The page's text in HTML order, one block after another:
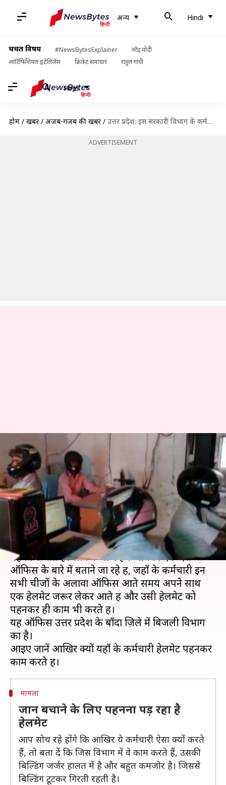
अन्य Hindi
चर्चित विषय #NewsBytesExplainer
नरेंद्र मोदी
आर्टिफिशियल इंटेलिजेंस
क्रिकेट समाचार राहुल गांधी
Hindi
होम / खबरें / अजब-गजब की खबरें / उत्तर प्रदेश: इस सरकारी विभाग के कर्मचारियों को हेलमेट पहनकर करना पड़ रहा काम, जानें क्यों
ADVERTISEMENT
उत्तर प्रदेश: इस सरकारी विभाग के
कर्मचारियों को हेलमेट पहनकर करना
पड़ रहा काम, जानें क्यों
लेखन प्रदीप मौर्य Nov 05, 2019 05:37 pm
क्या है खबर?
काम पर लोग अक्सर साफ कपड़े और चमकते जूते
पहनकर जाते हैं। लेकिन आज हम आपको एक ऐसे
ऑफिस के बारे में बताने जा रहे हैं, जहाँ के कर्मचारी इन
सभी चीजों के अलावा ऑफिस आते समय अपने साथ
एक हेलमेट जरूर लेकर आते हैं और उसी हेलमेट को
पहनकर ही काम भी करते हैं।
यह ऑफिस उत्तर प्रदेश के बाँदा ज़िले में बिजली विभाग
का है।
आइए जानें आखिर क्यों यहाँ के कर्मचारी हेलमेट पहनकर
मामला
जान बचाने के लिए पहनना पड़ रहा है
हेलमेट
आप सोच रहे होंगे कि आखिर ये कर्मचारी ऐसा क्यों करते
हैं, तो बता दें कि जिस विभाग में वे काम करते हैं, उसकी
बिल्डिंग जर्जर हालत में है और बहुत कमजोर है। जिससे
बिल्डिंग टूटकर गिरती रहती है।